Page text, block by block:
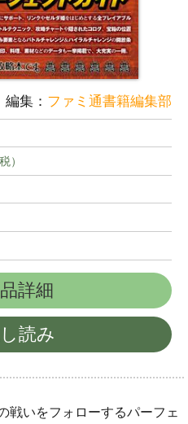
編集： ファミ通書籍編集部
）
詳細
読み
戦いをフォローするパーフェ